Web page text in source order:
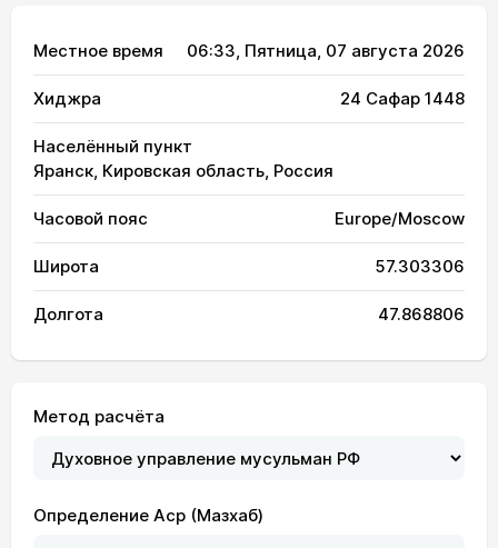
Местное время 06:33, Пятница, 07 августа 2026
Хиджра 24 Сафар 1448
Населённый пункт
Яранск, Кировская область, Россия
Часовой пояс Europe/Moscow
Широта 57.303306
Долгота 47.868806
Метод расчёта
Определение Аср (Мазхаб)